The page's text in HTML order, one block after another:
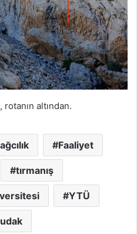
altından.
Faaliyet
tırmanış
YTÜ